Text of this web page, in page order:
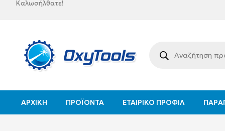
Καλωσήλθατε!
ΑΡΧΙΚΉ ΠΡΟΪΌΝΤΑ ΕΤΑΙΡΙΚΌ ΠΡΟΦΊΛ